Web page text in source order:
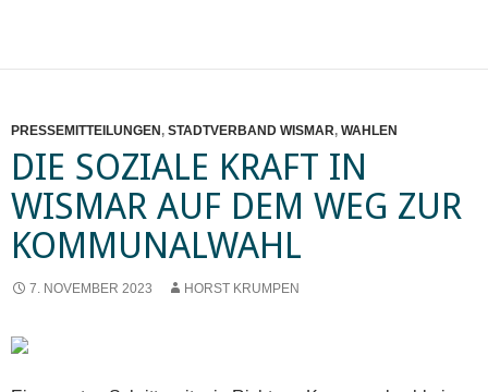
PRESSEMITTEILUNGEN, STADTVERBAND WISMAR, WAHLEN
DIE SOZIALE KRAFT IN
WISMAR AUF DEM WEG ZUR
KOMMUNALWAHL
7. NOVEMBER 2023 HORST KRUMPEN